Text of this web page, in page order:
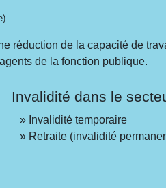
réduction de la capacité de
de la fonction publique.
Invalidité dans le
Invalidité temporaire
Retraite (invalidité